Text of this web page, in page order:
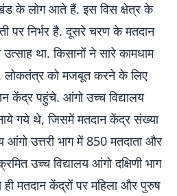
के लोग आते हैं. इस विस क्षेत्र के
निर्भर है. दूसरे चरण के मतदान
था. किसानों ने सारे कामधाम
लोकतंत्र को मजबूत करने के लिए
केंद्र पहुंचे. आंगो उच्च विद्यालय
गये थे, जिसमें मतदान केंद्र संख्या
आंगो उत्तरी भाग में 850 मतदाता और
उच्च विद्यालय आंगो दक्षिणी भाग
मतदान केंद्रों पर महिला और पुरुष